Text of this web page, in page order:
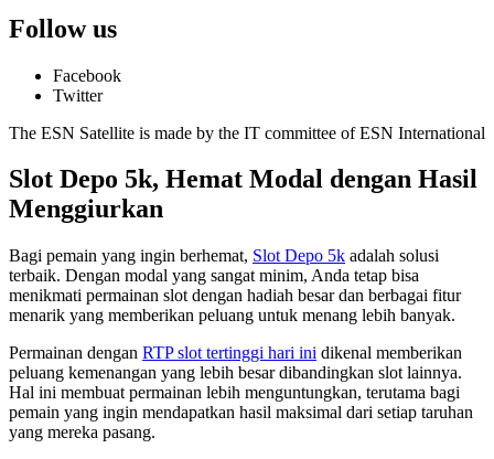
Follow us
Facebook
Twitter
The ESN Satellite is made by the IT committee of ESN International
Slot Depo 5k, Hemat Modal dengan Hasil
Menggiurkan
Bagi pemain yang ingin berhemat, Slot Depo 5k adalah solusi
terbaik. Dengan modal yang sangat minim, Anda tetap bisa
menikmati permainan slot dengan hadiah besar dan berbagai fitur
menarik yang memberikan peluang untuk menang lebih banyak.
Permainan dengan RTP slot tertinggi hari ini dikenal memberikan
peluang kemenangan yang lebih besar dibandingkan slot lainnya.
Hal ini membuat permainan lebih menguntungkan, terutama bagi
pemain yang ingin mendapatkan hasil maksimal dari setiap taruhan
yang mereka pasang.